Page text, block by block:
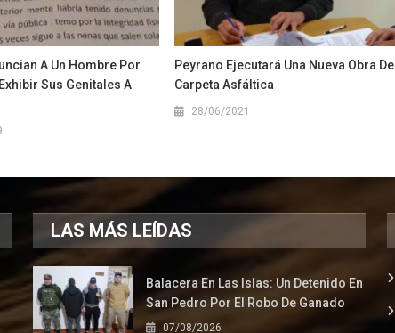
A Un Hombre Por
Sus Genitales A
Peyrano Ejecutará Una Nueva Obra De
Carpeta Asfáltica
28/06/2021
LAS MÁS LEÍDAS
Balacera En Las Islas: Un Detenido En
San Pedro Por El Robo De Ganado
07/08/2026